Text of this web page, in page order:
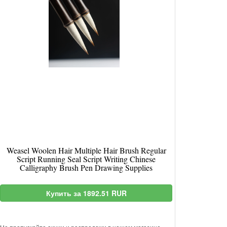
Weasel Woolen Hair Multiple Hair Brush Regular
Script Running Seal Script Writing Chinese
Calligraphy Brush Pen Drawing Supplies
Купить за 1892.51 RUR